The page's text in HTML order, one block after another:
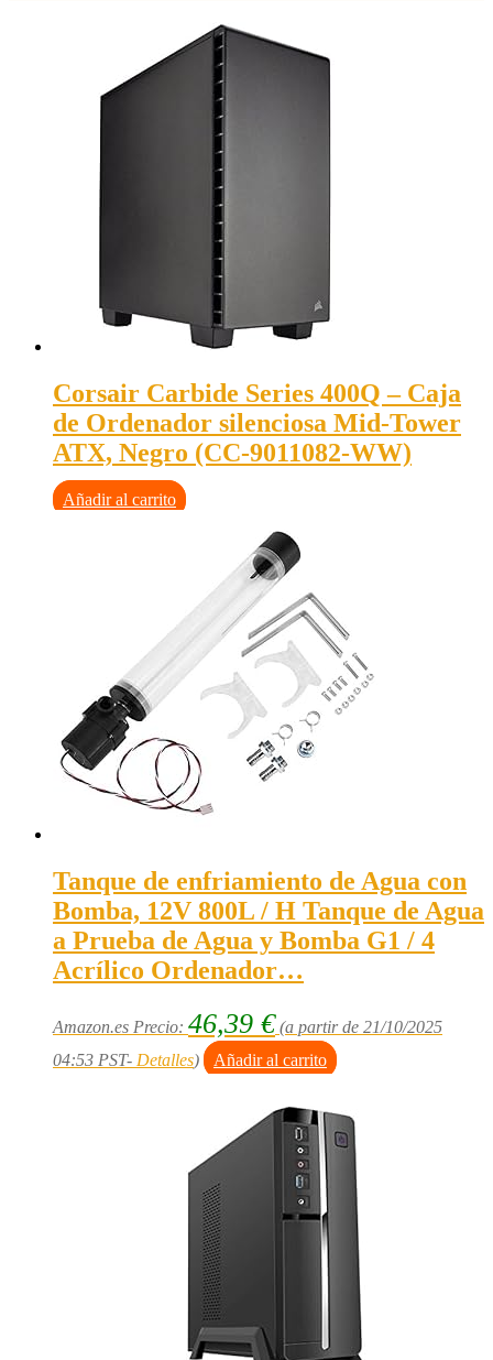
Corsair Carbide Series 400Q – Caja
de Ordenador silenciosa Mid-Tower
ATX, Negro (CC-9011082-WW)
Añadir al carrito
Tanque de enfriamiento de Agua con
Bomba, 12V 800L / H Tanque de Agua
a Prueba de Agua y Bomba G1 / 4
Acrílico Ordenador…
Amazon.es Precio: 46,39 € (a partir de 21/10/2025
04:53 PST- Detalles) Añadir al carrito